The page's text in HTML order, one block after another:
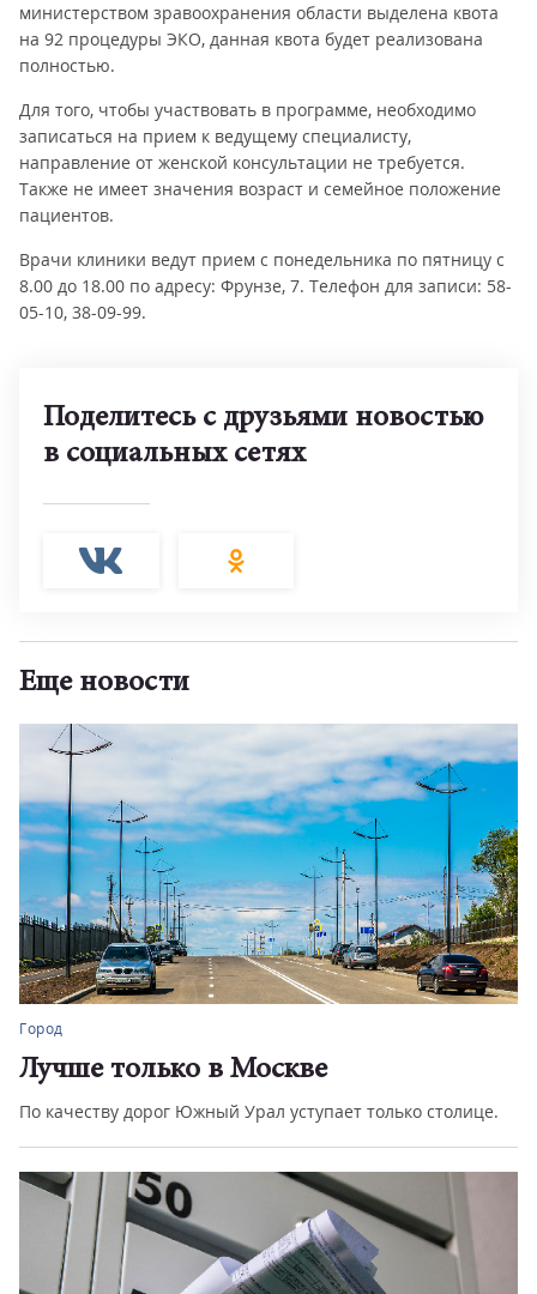
министерством зравоохранения области выделена квота
на 92 процедуры ЭКО, данная квота будет реализована
полностью.
Для того, чтобы участвовать в программе, необходимо
записаться на прием к ведущему специалисту,
направление от женской консультации не требуется.
Также не имеет значения возраст и семейное положение
пациентов.
Врачи клиники ведут прием с понедельника по пятницу с
8.00 до 18.00 по адресу: Фрунзе, 7. Телефон для записи: 58-
05-10, 38-09-99.
Поделитесь с друзьями новостью
в социальных сетях
Еще новости
Город
Лучше только в Москве
По качеству дорог Южный Урал уступает только столице.